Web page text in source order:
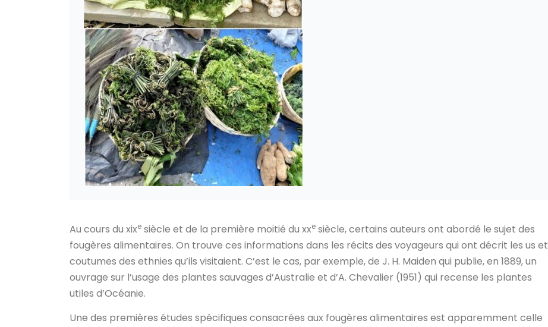
Au cours du xixe siècle et de la première moitié du xxe siècle, certains auteurs ont abordé le sujet des
fougères alimentaires. On trouve ces informations dans les récits des voyageurs qui ont décrit les us et
coutumes des ethnies qu’ils visitaient. C’est le cas, par exemple, de J. H. Maiden qui publie, en 1889, un
ouvrage sur l’usage des plantes sauvages d’Australie et d’A. Chevalier (1951) qui recense les plantes
utiles d’Océanie.
Une des premières études spécifiques consacrées aux fougères alimentaires est apparemment celle